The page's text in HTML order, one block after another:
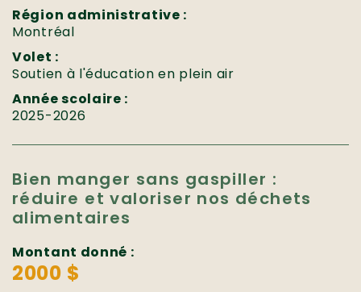
Région administrative :
Montréal
Volet :
Soutien à l'éducation en plein air
Année scolaire :
2025-2026
Bien manger sans gaspiller :
réduire et valoriser nos déchets
alimentaires
Montant donné :
2000 $